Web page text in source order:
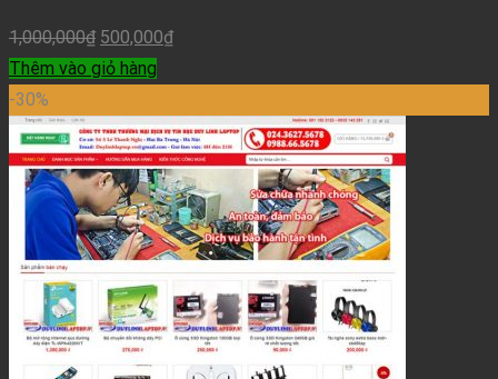
1,000,000₫ 500,000₫
Thêm vào giỏ hàng
-30%